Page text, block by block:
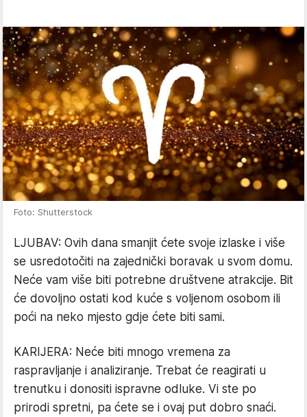
Foto: Shutterstock
LJUBAV: Ovih dana smanjit ćete svoje izlaske i više
se usredotočiti na zajednički boravak u svom domu.
Neće vam više biti potrebne društvene atrakcije. Bit
će dovoljno ostati kod kuće s voljenom osobom ili
poći na neko mjesto gdje ćete biti sami.
KARIJERA: Neće biti mnogo vremena za
raspravljanje i analiziranje. Trebat će reagirati u
trenutku i donositi ispravne odluke. Vi ste po
prirodi spretni, pa ćete se i ovaj put dobro snaći.